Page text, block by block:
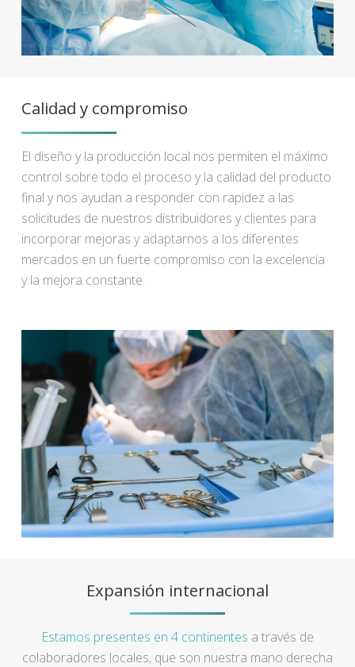
Calidad y compromiso
El diseño y la producción local nos permiten el máximo
control sobre todo el proceso y la calidad del producto
final y nos ayudan a responder con rapidez a las
solicitudes de nuestros distribuidores y clientes para
incorporar mejoras y adaptarnos a los diferentes
mercados en un fuerte compromiso con la excelencia
y la mejora constante.
Expansión internacional
Estamos presentes en 4 continentes a través de
colaboradores locales, que son nuestra mano derecha